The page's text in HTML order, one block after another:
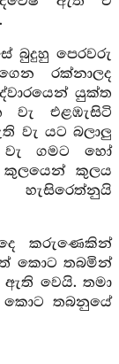
බුදුහු පෙරවරු
රක්නාලද
යුක්ත
වැ එළඹැසිටි
වැ යට බලාලු
ගමට හෝ
කුලය
දෙ කරුණෙකින්
කොට තබමින්
ඇති වෙයි. තමා
කොට තබනුයේ